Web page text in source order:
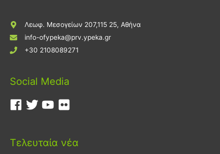
Λεωφ. Μεσογείων 207,115 25, Αθήνα
info-ofypeka@prv.ypeka.gr
+30 2108089271
Social Media
Τελευταία νέα